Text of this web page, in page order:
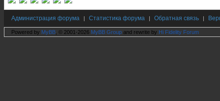
Администрация форума | Статистика форума | Обратная связь |
Powered by MyBB , © 2001-2026 MyBB Group and rewrite by Hi Fidelity Forum